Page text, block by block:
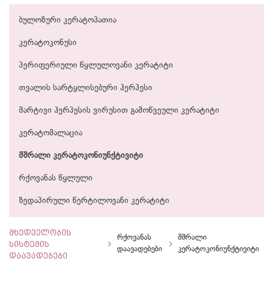
ბულოზური კერატოპათია
კერატოკონუსი
პერიფერიული წყლულოვანი კერატიტი
თვალის სარტყლისებური ჰერპესი
მარტივი ჰერპესის ვირუსით გამოწვეული კერატიტი
კერატომალაცია
მშრალი კერატოკონიუნქტივიტი
რქოვანას წყლული
ზედაპირული წერტილოვანი კერატიტი
მხედველობის
სისტემის
დაავადებები
რქოვანას
დაავადებები
მშრალი
კერატოკონიუნქტივიტი